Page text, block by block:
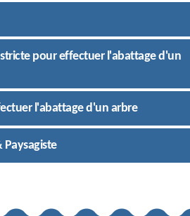
pour effectuer l'abattage d'un
l'abattage d'un arbre
Paysagiste